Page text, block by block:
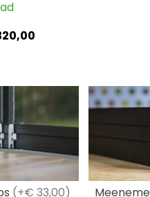
(+€ 33,00)